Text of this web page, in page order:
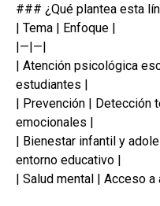
### ¿Qué plantea esta
| Tema | Enfoque |
|—|—|
| Atención psicológica
estudiantes |
| Prevención | Detección
emocionales |
| Bienestar infantil y
entorno educativo |
| Salud mental | Acceso